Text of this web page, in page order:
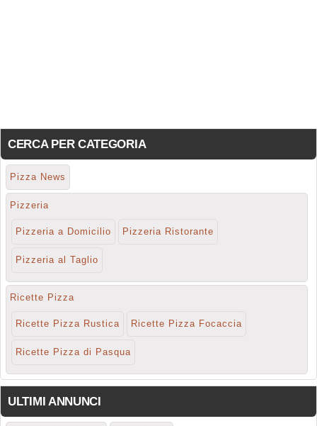
CERCA PER CATEGORIA
Pizza News
Pizzeria
Pizzeria a Domicilio Pizzeria Ristorante
Pizzeria al Taglio
Ricette Pizza
Ricette Pizza Rustica Ricette Pizza Focaccia
Ricette Pizza di Pasqua
ULTIMI ANNUNCI